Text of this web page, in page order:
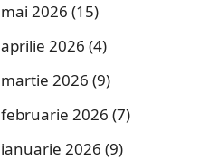
mai 2026 (15)
aprilie 2026 (4)
martie 2026 (9)
februarie 2026 (7)
ianuarie 2026 (9)